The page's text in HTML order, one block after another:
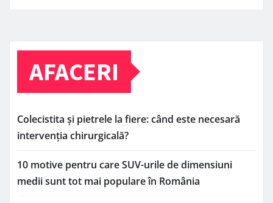
AFACERI
Colecistita și pietrele la fiere: când este necesară
intervenția chirurgicală?
10 motive pentru care SUV-urile de dimensiuni
medii sunt tot mai populare în România